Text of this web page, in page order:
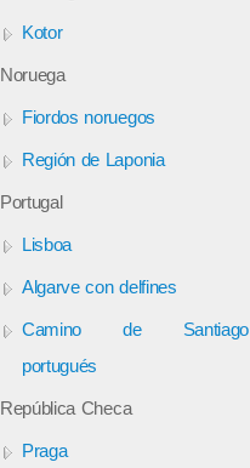
Kotor
Noruega
Fiordos noruegos
Región de Laponia
Portugal
Lisboa
Algarve con delfines
Camino de Santiago
portugués
República Checa
Praga